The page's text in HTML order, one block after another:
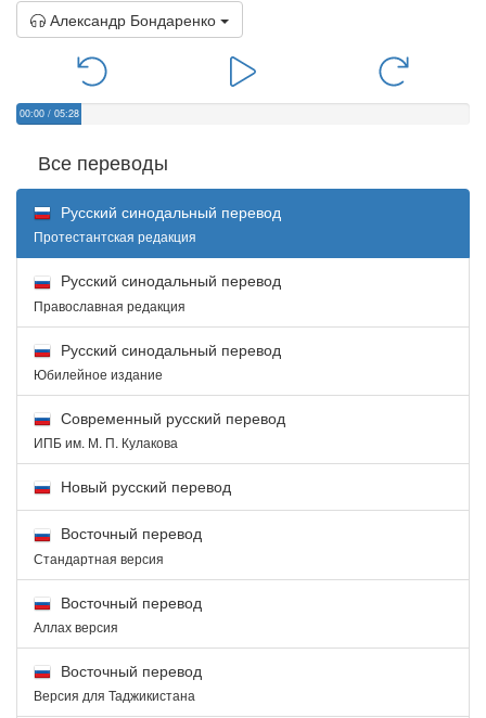
Александр Бондаренко
00:00 / 05:28
Все переводы
Русский синодальный перевод
Протестантская редакция
Русский синодальный перевод
Православная редакция
Русский синодальный перевод
Юбилейное издание
Современный русский перевод
ИПБ им. М. П. Кулакова
Новый русский перевод
Восточный перевод
Стандартная версия
Восточный перевод
Аллах версия
Восточный перевод
Версия для Таджикистана